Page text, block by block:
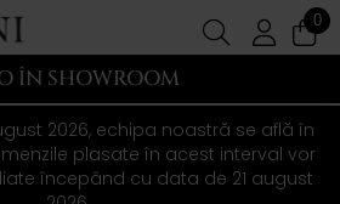
0
ÎN SHOWROOM
2026, echipa noastră se află în
plasate în acest interval vor
începând cu data de 21 august